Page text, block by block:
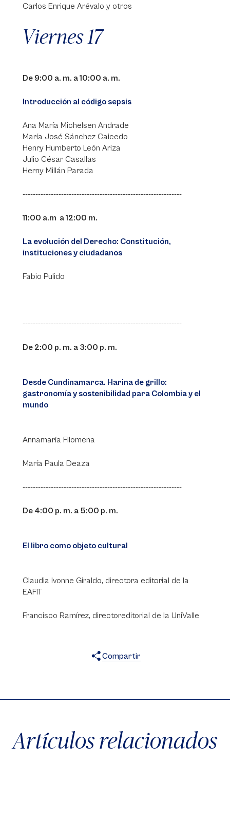
Carlos Enrique Arévalo y otros
Viernes 17
De 9:00 a. m. a 10:00 a. m.
Introducción al código sepsis
Ana María Michelsen Andrade
María José Sánchez Caicedo
Henry Humberto León Ariza
Julio César Casallas
Herny Millán Parada
--------------------------------------------------------------
11:00 a.m a 12:00 m.
La evolución del Derecho: Constitución,
instituciones y ciudadanos
Fabio Pulido
--------------------------------------------------------------
De 2:00 p. m. a 3:00 p. m.
Desde Cundinamarca. Harina de grillo:
gastronomía y sostenibilidad para Colombia y el
mundo
Annamaría Filomena
María Paula Deaza
--------------------------------------------------------------
De 4:00 p. m. a 5:00 p. m.
El libro como objeto cultural
Claudia Ivonne Giraldo, directora editorial de la
EAFIT
Francisco Ramírez, directoreditorial de la UniValle
Compartir
Artículos relacionados